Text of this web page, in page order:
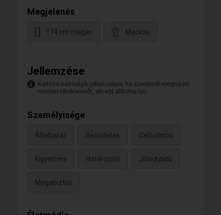
Megjelenés
174 cm magas Mackós
Jellemzése
Kattints bármelyik jellemzésre, ha szeretnél megnézni
minden társkeresőt, aki ezt állította be.
Személyisége
Állatbarát Becsületes Céltudatos
Figyelmes Határozott Jóindulatú
Magabiztos